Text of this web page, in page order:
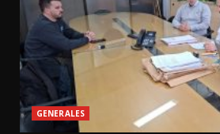
GENERALES